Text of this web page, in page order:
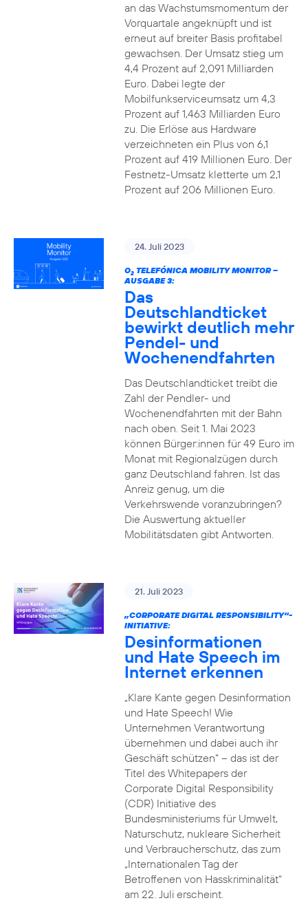
an das Wachstumsmomentum der
Vorquartale angeknüpft und ist
erneut auf breiter Basis profitabel
gewachsen. Der Umsatz stieg um
4,4 Prozent auf 2,091 Milliarden
Euro. Dabei legte der
Mobilfunkserviceumsatz um 4,3
Prozent auf 1,463 Milliarden Euro
zu. Die Erlöse aus Hardware
verzeichneten ein Plus von 6,1
Prozent auf 419 Millionen Euro. Der
Festnetz-Umsatz kletterte um 2,1
Prozent auf 206 Millionen Euro.
24. Juli 2023
O2TELEFÓNICA MOBILITY MONITOR –
AUSGABE 3:
Das
Deutschlandticket
bewirkt deutlich mehr
Pendel- und
Wochenendfahrten
Das Deutschlandticket treibt die
Zahl der Pendler- und
Wochenendfahrten mit der Bahn
nach oben. Seit 1. Mai 2023
können Bürger:innen für 49 Euro im
Monat mit Regionalzügen durch
ganz Deutschland fahren. Ist das
Anreiz genug, um die
Verkehrswende voranzubringen?
Die Auswertung aktueller
Mobilitätsdaten gibt Antworten.
21. Juli 2023
„CORPORATE DIGITAL RESPONSIBILITY“-
INITIATIVE:
Desinformationen
und Hate Speech im
Internet erkennen
„Klare Kante gegen Desinformation
und Hate Speech! Wie
Unternehmen Verantwortung
übernehmen und dabei auch ihr
Geschäft schützen“ – das ist der
Titel des Whitepapers der
Corporate Digital Responsibility
(CDR) Initiative des
Bundesministeriums für Umwelt,
Naturschutz, nukleare Sicherheit
und Verbraucherschutz, das zum
„Internationalen Tag der
Betroffenen von Hasskriminalität“
am 22. Juli erscheint.